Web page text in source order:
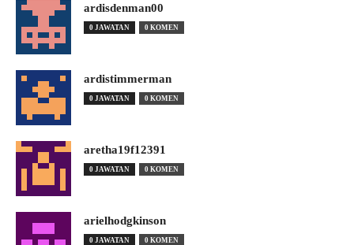
ardisdenman00
0 JAWATAN 0 KOMEN
ardistimmerman
0 JAWATAN 0 KOMEN
aretha19f12391
0 JAWATAN 0 KOMEN
arielhodgkinson
0 JAWATAN 0 KOMEN